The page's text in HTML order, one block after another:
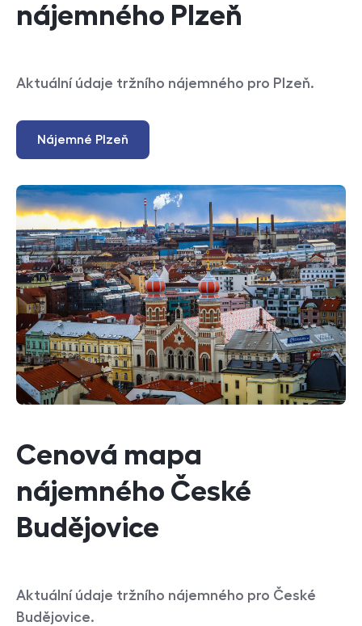
nájemného Plzeň
Aktuální údaje tržního nájemného pro Plzeň.
Nájemné Plzeň
Cenová mapa
nájemného České
Budějovice
Aktuální údaje tržního nájemného pro České
Budějovice.